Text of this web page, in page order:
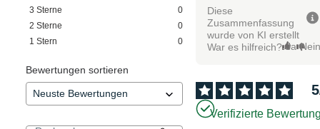
3 Sterne
0
2 Sterne
0
1 Stern 0
Bewertungen sortieren
Diese
Zusammenfassung
wurde von KI erstellt
War es hilfreich? Ja
5
Verifizierte